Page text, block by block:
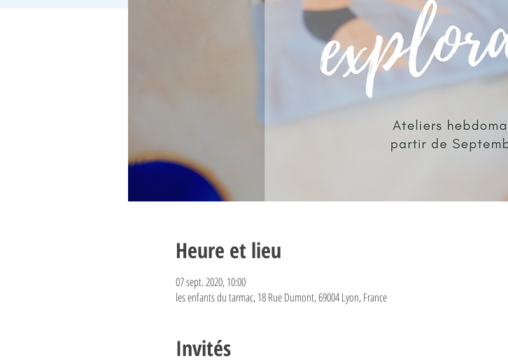
Heure et lieu
07 sept. 2020, 10:00
les enfants du tarmac, 18 Rue Dumont, 69004 Lyon, France
Invités